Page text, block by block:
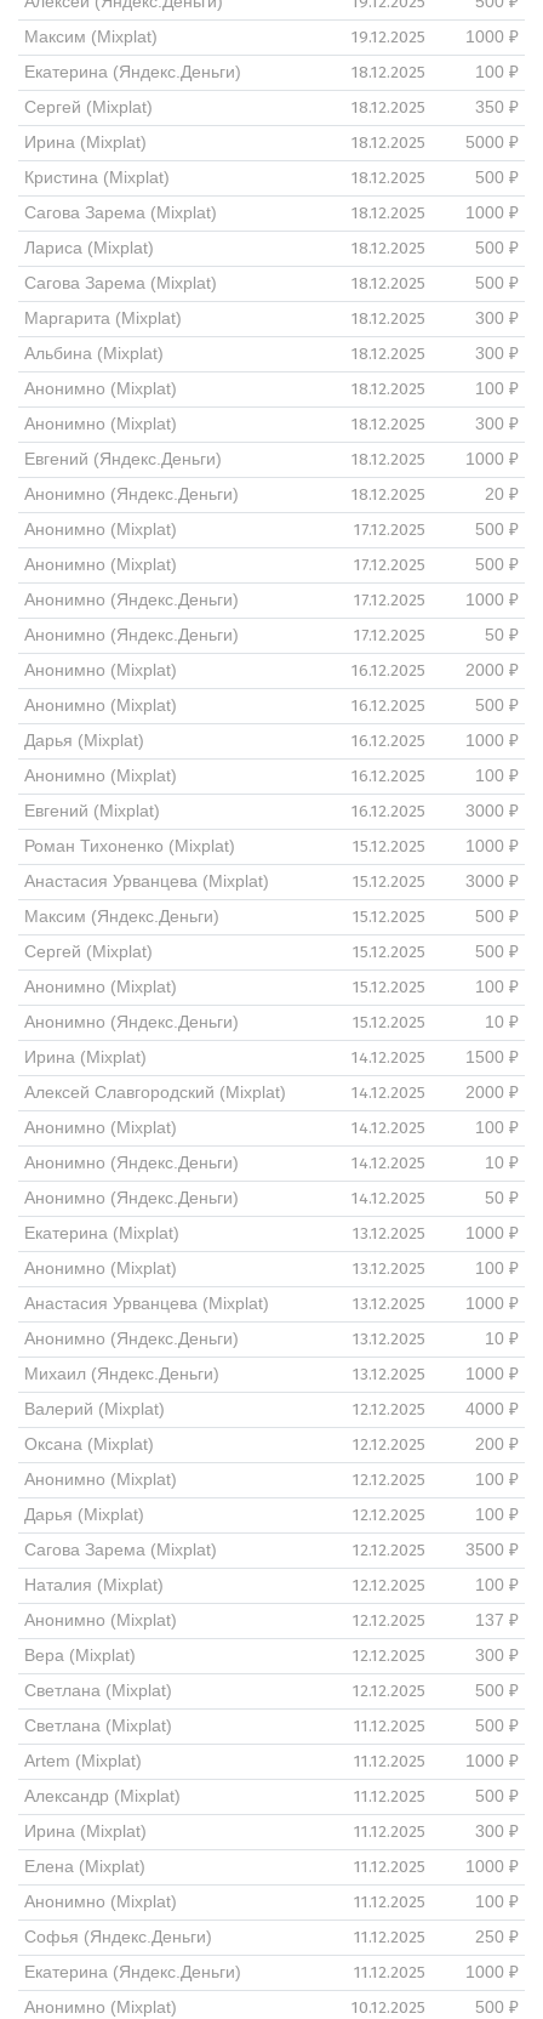
Максим (Mixplat)
19.12.2025
1000 ₽
Екатерина (Яндекс.Деньги)
18.12.2025
100 ₽
Сергей (Mixplat)
18.12.2025
350 ₽
Ирина (Mixplat)
18.12.2025
5000 ₽
Кристина (Mixplat)
18.12.2025
500 ₽
Сагова Зарема (Mixplat)
18.12.2025
1000 ₽
Лариса (Mixplat)
18.12.2025
500 ₽
Сагова Зарема (Mixplat)
18.12.2025
500 ₽
Маргарита (Mixplat)
18.12.2025
300 ₽
Альбина (Mixplat)
18.12.2025
300 ₽
Анонимно (Mixplat)
18.12.2025
100 ₽
Анонимно (Mixplat)
18.12.2025
300 ₽
Евгений (Яндекс.Деньги)
18.12.2025
1000 ₽
Анонимно (Яндекс.Деньги)
18.12.2025
20 ₽
Анонимно (Mixplat)
17.12.2025
500 ₽
Анонимно (Mixplat)
17.12.2025
500 ₽
Анонимно (Яндекс.Деньги)
17.12.2025
1000 ₽
Анонимно (Яндекс.Деньги)
17.12.2025
50 ₽
Анонимно (Mixplat)
16.12.2025
2000 ₽
Анонимно (Mixplat)
16.12.2025
500 ₽
Дарья (Mixplat)
16.12.2025
1000 ₽
Анонимно (Mixplat)
16.12.2025
100 ₽
Евгений (Mixplat)
16.12.2025
3000 ₽
Роман Тихоненко (Mixplat)
15.12.2025
1000 ₽
Анастасия Урванцева (Mixplat)
15.12.2025
3000 ₽
Максим (Яндекс.Деньги)
15.12.2025
500 ₽
Сергей (Mixplat)
15.12.2025
500 ₽
Анонимно (Mixplat)
15.12.2025
100 ₽
Анонимно (Яндекс.Деньги)
15.12.2025
10 ₽
Ирина (Mixplat)
14.12.2025
1500 ₽
Алексей Славгородский (Mixplat)
14.12.2025
2000 ₽
Анонимно (Mixplat)
14.12.2025
100 ₽
Анонимно (Яндекс.Деньги)
14.12.2025
10 ₽
Анонимно (Яндекс.Деньги)
14.12.2025
50 ₽
Екатерина (Mixplat)
13.12.2025
1000 ₽
Анонимно (Mixplat)
13.12.2025
100 ₽
Анастасия Урванцева (Mixplat)
13.12.2025
1000 ₽
Анонимно (Яндекс.Деньги)
13.12.2025
10 ₽
Михаил (Яндекс.Деньги)
13.12.2025
1000 ₽
Валерий (Mixplat)
12.12.2025
4000 ₽
Оксана (Mixplat)
12.12.2025
200 ₽
Анонимно (Mixplat)
12.12.2025
100 ₽
Дарья (Mixplat)
12.12.2025
100 ₽
Сагова Зарема (Mixplat)
12.12.2025
3500 ₽
Наталия (Mixplat)
12.12.2025
100 ₽
Анонимно (Mixplat)
12.12.2025
137 ₽
Вера (Mixplat)
12.12.2025
300 ₽
Светлана (Mixplat)
12.12.2025
500 ₽
Светлана (Mixplat)
11.12.2025
500 ₽
Artem (Mixplat)
11.12.2025
1000 ₽
Александр (Mixplat)
11.12.2025
500 ₽
Ирина (Mixplat)
11.12.2025
300 ₽
Елена (Mixplat)
11.12.2025
1000 ₽
Анонимно (Mixplat)
11.12.2025
100 ₽
Софья (Яндекс.Деньги)
11.12.2025
250 ₽
Екатерина (Яндекс.Деньги)
11.12.2025
1000 ₽
Анонимно (Mixplat)
10.12.2025
500 ₽